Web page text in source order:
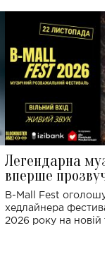
Легендарна
вперше
Україні: де
B-Mall Fest
хедлайнера
2026 року на новій